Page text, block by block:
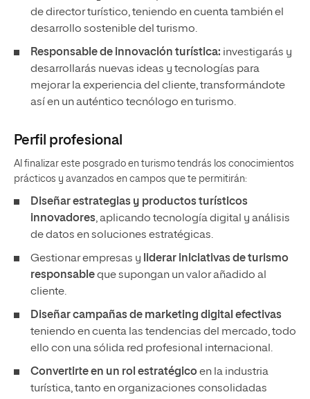
de director turístico, teniendo en cuenta también el
desarrollo sostenible del turismo.
Responsable de innovación turística: investigarás y
desarrollarás nuevas ideas y tecnologías para
mejorar la experiencia del cliente, transformándote
así en un auténtico tecnólogo en turismo.
Perfil profesional
Al finalizar este posgrado en turismo tendrás los conocimientos
prácticos y avanzados en campos que te permitirán:
Diseñar estrategias y productos turísticos
innovadores, aplicando tecnología digital y análisis
de datos en soluciones estratégicas.
Gestionar empresas y liderar iniciativas de turismo
responsableque supongan un valor añadido al
cliente.
Diseñar campañas de marketing digital efectivas
teniendo en cuenta las tendencias del mercado, todo
ello con una sólida red profesional internacional.
Convertirte en un rol estratégicoen la industria
turística, tanto en organizaciones consolidadas